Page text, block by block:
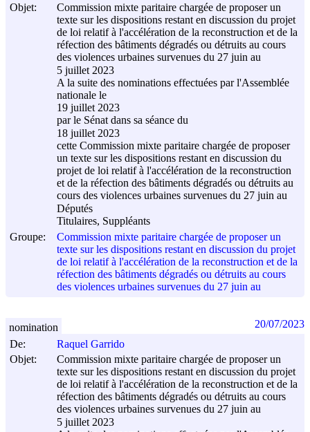
Objet:
Commission mixte paritaire chargée de proposer un
texte sur les dispositions restant en discussion du projet
de loi relatif à l'accélération de la reconstruction et de la
réfection des bâtiments dégradés ou détruits au cours
des violences urbaines survenues du 27 juin au
5 juillet 2023
A la suite des nominations effectuées par l'Assemblée
nationale le
19 juillet 2023
par le Sénat dans sa séance du
18 juillet 2023
cette Commission mixte paritaire chargée de proposer
un texte sur les dispositions restant en discussion du
projet de loi relatif à l'accélération de la reconstruction
et de la réfection des bâtiments dégradés ou détruits au
cours des violences urbaines survenues du 27 juin au
Députés
Titulaires, Suppléants
Groupe:
Commission mixte paritaire chargée de proposer un
texte sur les dispositions restant en discussion du projet
de loi relatif à l'accélération de la reconstruction et de la
réfection des bâtiments dégradés ou détruits au cours
des violences urbaines survenues du 27 juin au
De:
Raquel Garrido
Objet:
Commission mixte paritaire chargée de proposer un
texte sur les dispositions restant en discussion du projet
de loi relatif à l'accélération de la reconstruction et de la
réfection des bâtiments dégradés ou détruits au cours
des violences urbaines survenues du 27 juin au
5 juillet 2023
nomination 20/07/2023